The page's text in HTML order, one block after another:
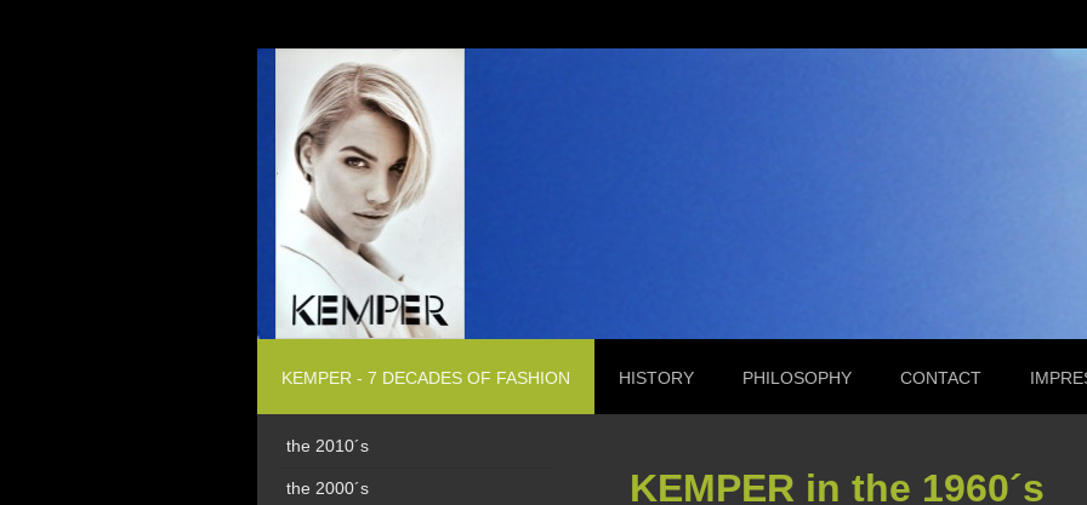
KEMPER - 7 DECADES OF FASHION HISTORY PHILOSOPHY CONTACT
KEMPER in the 1960´s
the 2010´s
the 2000´s